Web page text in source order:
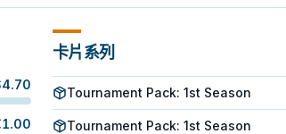
4.70
1.00
卡片系列
Tournament Pack: 1st Season
Tournament Pack: 1st Season